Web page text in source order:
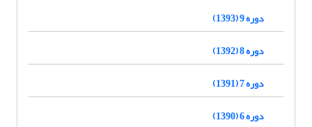
دوره 9 (1393)
دوره 8 (1392)
دوره 7 (1391)
دوره 6 (1390)